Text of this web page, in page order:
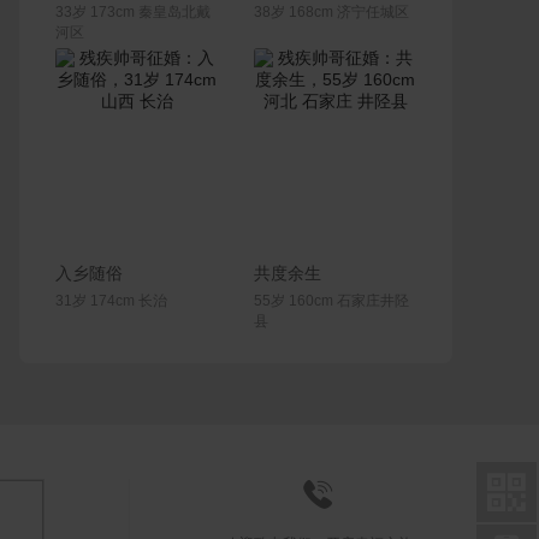
33岁 173cm 秦皇岛北戴
河区
38岁 168cm 济宁任城区
联系Ta
入乡随俗
31岁 174cm 长治
联系Ta
共度余生
55岁 160cm 石家庄井陉
